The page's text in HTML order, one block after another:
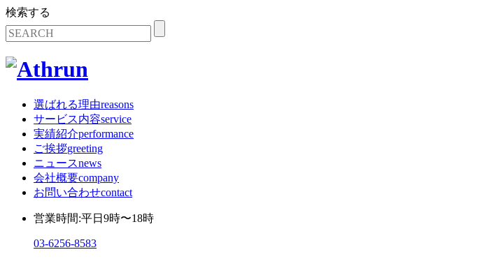
検索する
選ばれる理由reasons
サービス内容service
実績紹介performance
ご挨拶greeting
ニュースnews
会社概要company
お問い合わせcontact
営業時間:平日9時〜18時
03-6256-8583